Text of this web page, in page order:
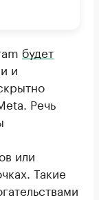
будет
и
Речь
или
Такие